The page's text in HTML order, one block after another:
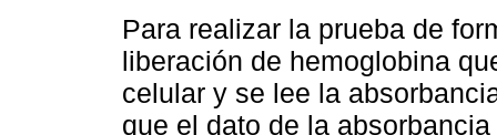
Para realizar la prueba de
liberación de hemoglobina
celular y se lee la
que el dato de la